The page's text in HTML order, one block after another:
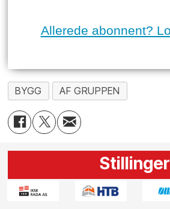
Allerede abonnent?
BYGG AF GRUPPEN
Stillinger